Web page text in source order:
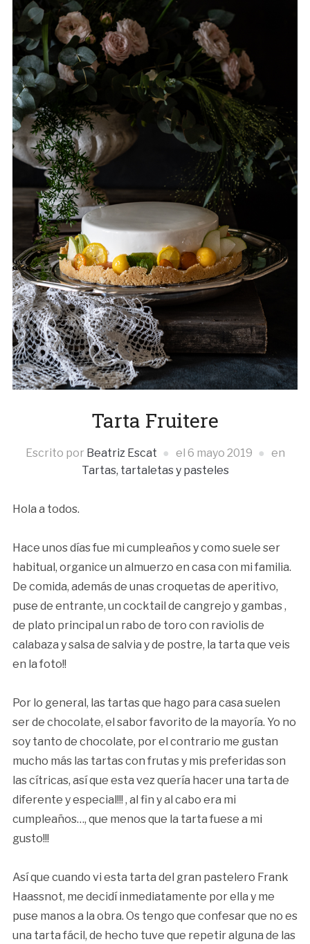
Tarta Fruitere
Escrito por Beatriz Escat el 6 mayo 2019
en
Tartas, tartaletas y pasteles
Hola a todos.
Hace unos días fue mi cumpleaños y como suele ser
habitual, organice un almuerzo en casa con mi familia.
De comida, además de unas croquetas de aperitivo,
puse de entrante, un cocktail de cangrejo y gambas ,
de plato principal un rabo de toro con raviolis de
calabaza y salsa de salvia y de postre, la tarta que veis
en la foto!!
Por lo general, las tartas que hago para casa suelen
ser de chocolate, el sabor favorito de la mayoría. Yo no
soy tanto de chocolate, por el contrario me gustan
mucho más las tartas con frutas y mis preferidas son
las cítricas, así que esta vez quería hacer una tarta de
diferente y especial!!! , al fin y al cabo era mi
cumpleaños…, que menos que la tarta fuese a mi
gusto!!!
Así que cuando vi esta tarta del gran pastelero Frank
Haassnot, me decidí inmediatamente por ella y me
puse manos a la obra. Os tengo que confesar que no es
una tarta fácil, de hecho tuve que repetir alguna de las